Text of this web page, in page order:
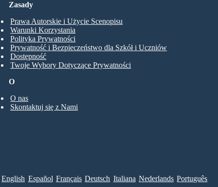
O
O nas
Skontaktuj się z Nami
Zasady
Prawa Autorskie i Użycie Scenopisu
Warunki Korzystania
Polityka Prywatności
Prywatność i Bezpieczeństwo dla Szkół i Uczniów
Dostępność
Twoje Wybory Dotyczące Prywatności
English Español Français Deutsch Italiana Nederlands Português